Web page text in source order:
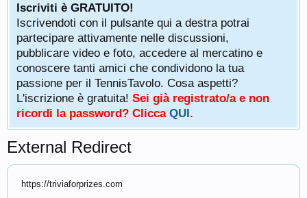
Iscriviti è GRATUITO!
Iscrivendoti con il pulsante qui a destra potrai
partecipare attivamente nelle discussioni,
pubblicare video e foto, accedere al mercatino e
conoscere tanti amici che condividono la tua
passione per il TennisTavolo. Cosa aspetti?
L'iscrizione è gratuita! Sei già registrato/a e non
ricordi la password? Clicca QUI.
External Redirect
https://triviaforprizes.com